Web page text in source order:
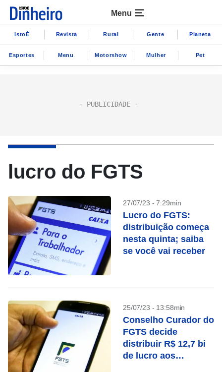
Menu
IstoÉ Revista Rural Gente Planeta
Esportes Menu Motorshow Mulher Pet
lucro do FGTS
27/07/23 - 7:29min
Lucro do FGTS:
distribuição começa
nesta quinta; saiba
se você vai receber
25/07/23 - 13:58min
Conselho Curador do
FGTS decide
distribuir R$ 12,7 bi
de lucro aos